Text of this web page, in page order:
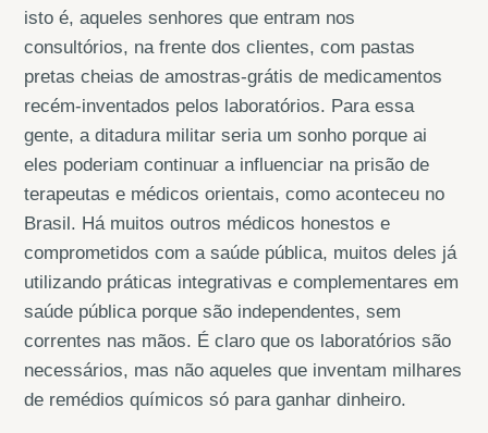
isto é, aqueles senhores que entram nos
consultórios, na frente dos clientes, com pastas
pretas cheias de amostras-grátis de medicamentos
recém-inventados pelos laboratórios. Para essa
gente, a ditadura militar seria um sonho porque ai
eles poderiam continuar a influenciar na prisão de
terapeutas e médicos orientais, como aconteceu no
Brasil. Há muitos outros médicos honestos e
comprometidos com a saúde pública, muitos deles já
utilizando práticas integrativas e complementares em
saúde pública porque são independentes, sem
correntes nas mãos. É claro que os laboratórios são
necessários, mas não aqueles que inventam milhares
de remédios químicos só para ganhar dinheiro.